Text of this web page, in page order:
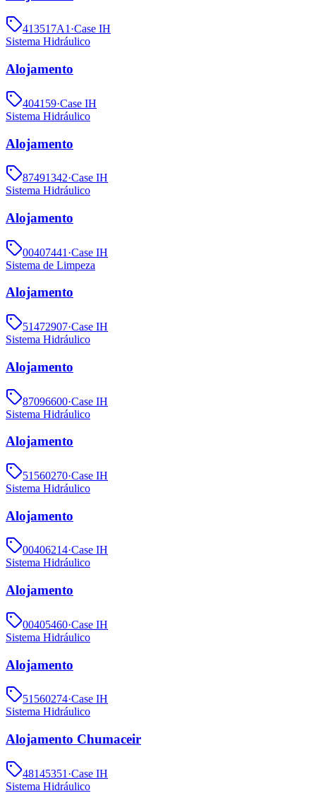
413517A1 ·Case IH
Sistema Hidráulico
Alojamento
404159·Case IH
Sistema Hidráulico
Alojamento
87491342·Case IH
Sistema Hidráulico
Alojamento
00407441 ·Case IH
Sistema de Limpeza
Alojamento
51472907·Case IH
Sistema Hidráulico
Alojamento
87096600·Case IH
Sistema Hidráulico
Alojamento
51560270·Case IH
Sistema Hidráulico
Alojamento
00406214·Case IH
Sistema Hidráulico
Alojamento
00405460·Case IH
Sistema Hidráulico
Alojamento
51560274·Case IH
Sistema Hidráulico
Alojamento Chumaceir
48145351 ·Case IH
Sistema Hidráulico